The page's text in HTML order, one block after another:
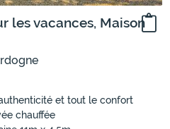
les vacances, Maison
et tout le confort
chauffée